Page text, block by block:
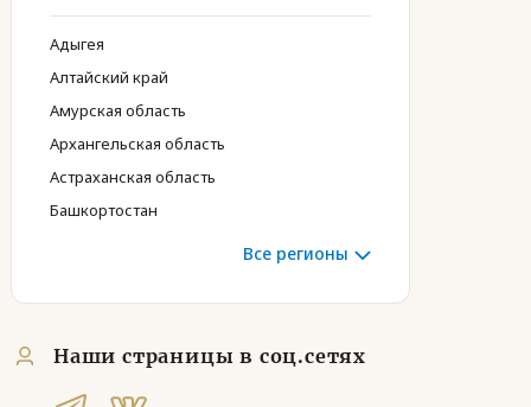
Адыгея
Алтайский край
Амурская область
Архангельская область
Астраханская область
Башкортостан
Все регионы
Наши страницы в соц.сетях